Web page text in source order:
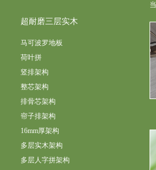
超耐磨三层实木
马可波罗地板
荷叶拼
竖排架构
整芯架构
排骨芯架构
帘子排架构
16mm厚架构
多层实木架构
多层人字拼架构